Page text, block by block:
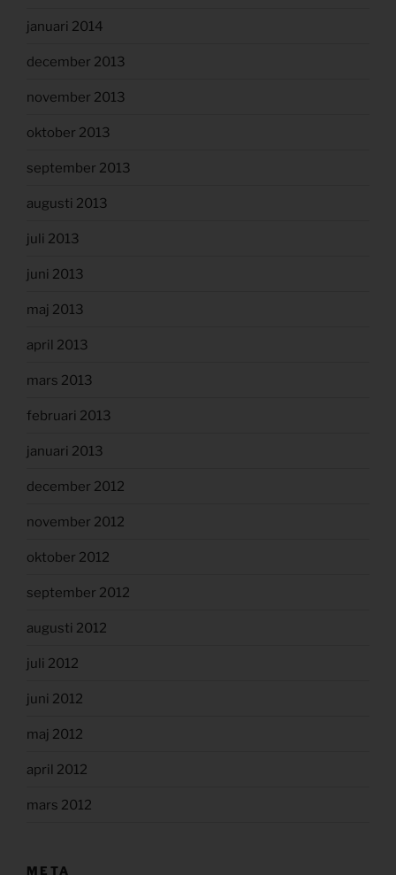
januari 2014
december 2013
november 2013
oktober 2013
september 2013
augusti 2013
juli 2013
juni 2013
maj 2013
april 2013
mars 2013
februari 2013
januari 2013
december 2012
november 2012
oktober 2012
september 2012
augusti 2012
juli 2012
juni 2012
maj 2012
april 2012
mars 2012
META